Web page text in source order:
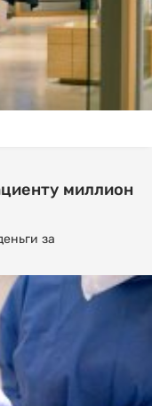
миллион
за